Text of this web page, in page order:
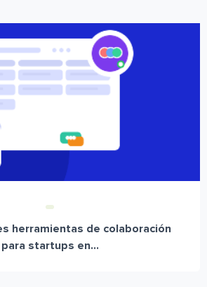
herramientas de colaboración
para startups en...